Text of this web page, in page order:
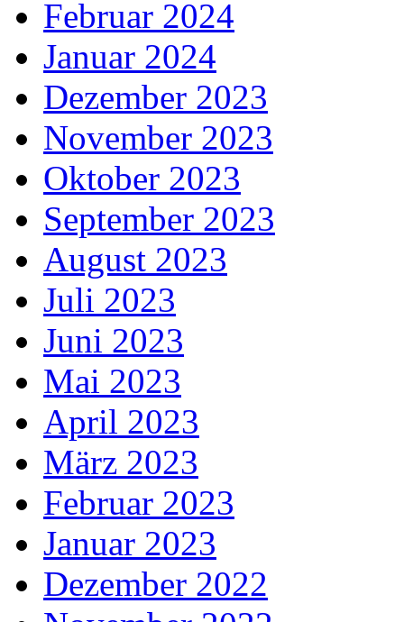
Februar 2024
Januar 2024
Dezember 2023
November 2023
Oktober 2023
September 2023
August 2023
Juli 2023
Juni 2023
Mai 2023
April 2023
März 2023
Februar 2023
Januar 2023
Dezember 2022